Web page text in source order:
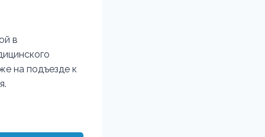
в
на подъезде к